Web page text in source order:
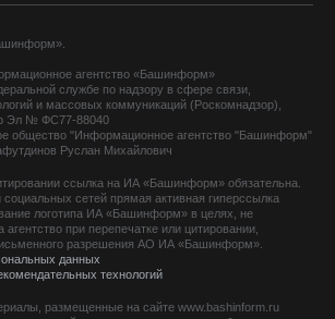
агентство «Башинформ»
службе по надзору в сфере связи,
и массовых коммуникаций (Роскомнадзор),
Эл № ФС77-88040
общество "Информационное агентство "Башинформ"
Руслан Михайлович
ссылка на ИА «Башинформ» обязательна.
социальных сетей прямая активная гиперссылка
логотипа ИА «Башинформ» в целях, не
при перепечатке или цитировании,
разрешения АО ИА «Башинформ».
данных
технологий
размещенные на сайте www.bashinform.ru